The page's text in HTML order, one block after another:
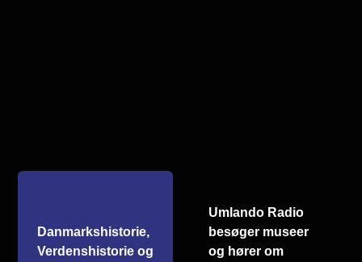
Danmarkshistorie,
Verdenshistorie og
Umlando Radio
besøger museer
og hører om